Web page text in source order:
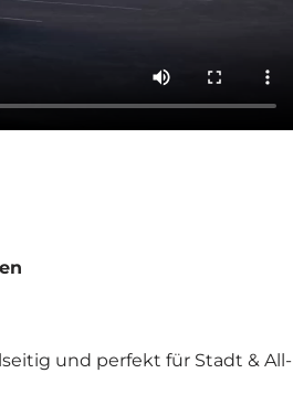
und per­fekt für Stadt & All­